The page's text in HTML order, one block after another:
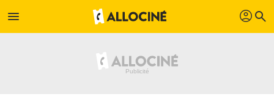
menu profil search